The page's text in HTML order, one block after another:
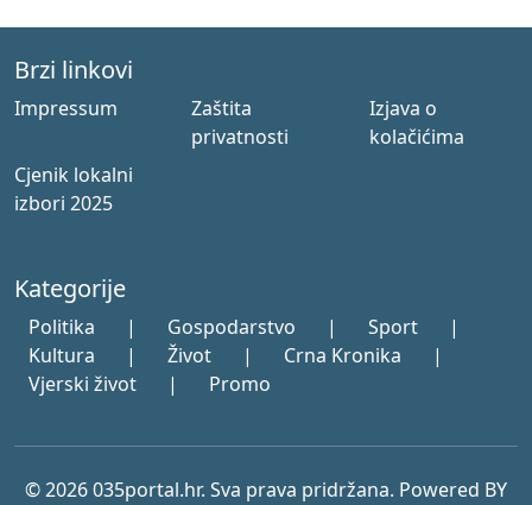
Brzi linkovi
Impressum
Zaštita
privatnosti
Izjava o
kolačićima
Cjenik lokalni
izbori 2025
Kategorije
Politika | Gospodarstvo | Sport
|
Kultura
| Život | Crna Kronika
|
Vjerski život
| Promo
© 2026 035portal.hr. Sva prava pridržana. Powered BY